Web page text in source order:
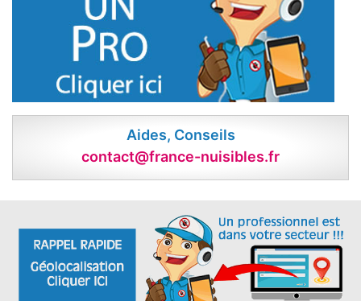
Aides, Conseils
contact@france-nuisibles.fr